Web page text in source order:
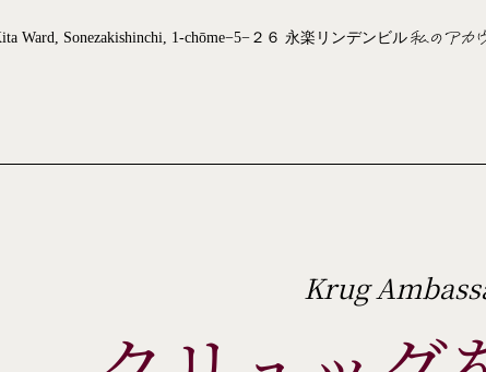
Ward, Sonezakishinchi, 1-chōme−5−２６ 永楽リンデンビル 私のアカ
Krug